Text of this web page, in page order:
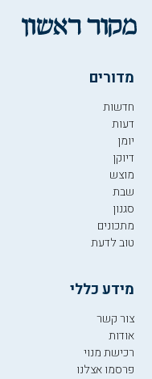
מדורים
חדשות
דעות
יומן
דיוקן
מוצש
שבת
סגנון
מתכונים
טוב לדעת
מידע כללי
צור קשר
אודות
רכישת מנוי
פרסמו אצלנו